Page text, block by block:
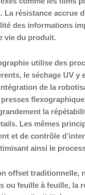
La résistance accrue
des informations
vie du produit.
utilise des
le séchage UV y
de la
la
Les mêmes
et de contrôle
ainsi le
offset traditionnelle,
ou feuille à feuille, la